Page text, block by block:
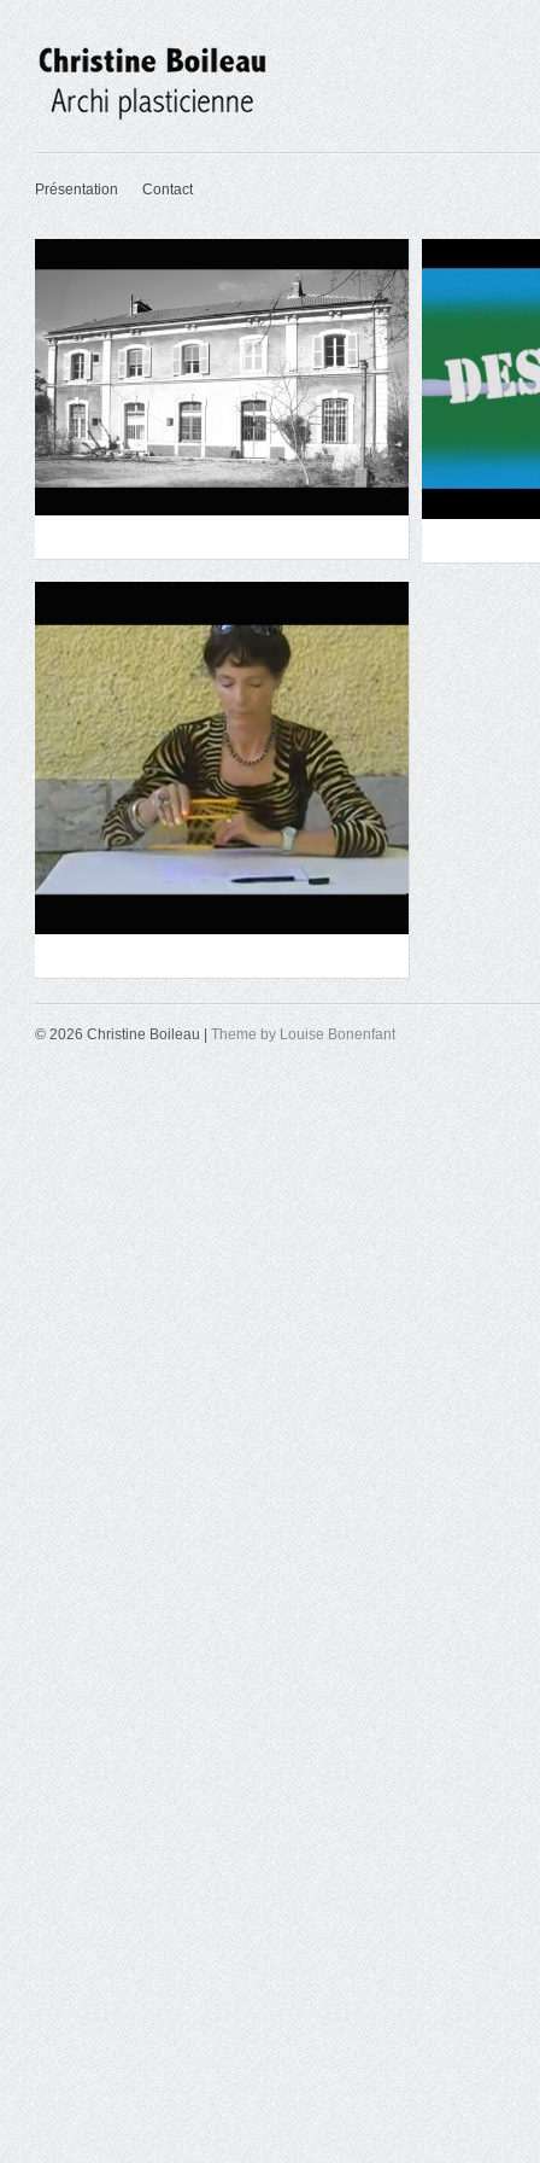
Présentation Contact
© 2026 Christine Boileau |Theme by Louise Bonenfant